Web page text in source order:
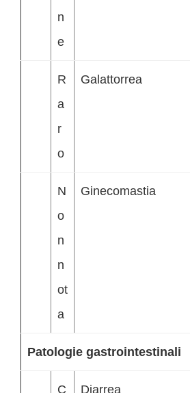
n
e
R
a
r
o
Galattorrea
N
o
n
n
ot
a
Ginecomastia
Patologie gastrointestinali
C Diarrea